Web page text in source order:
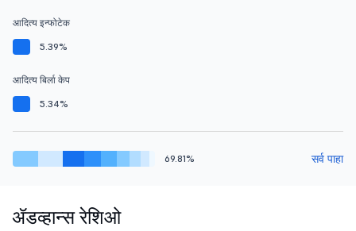
आदित्य इन्फोटेक
5.39%
आदित्य बिर्ला केप
5.34%
69.81% सर्व पाहा
ॲडव्हान्स रेशिओ